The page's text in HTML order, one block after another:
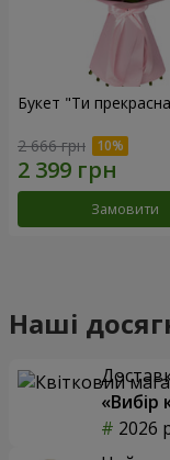
Букет "Ти
2 666 грн
Замовити
Наші
«Вибір
2026